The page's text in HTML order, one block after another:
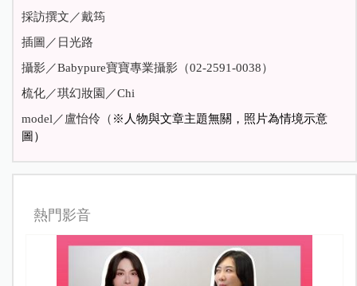
採訪撰文／戴筠
插圖／日光路
攝影／Babypure寶寶專業攝影（02-2591-0038）
梳化／琪幻妝園／Chi
model／盧怡伶（ ※人物與文章主題無關，照片為情境示意
圖）
熱門影音